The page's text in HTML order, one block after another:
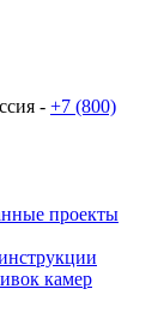
- +7 (800)
проекты
камер